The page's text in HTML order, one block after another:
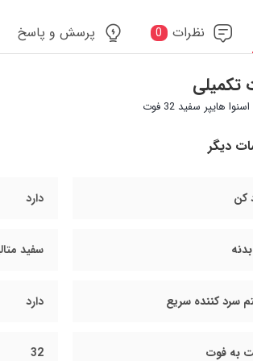
نظرات 0 پرسش و پاسخ
تکمیلی
هایپر سفید 32 فوت
دیگر
کن دارد
سفید
سرد کننده سریع دارد
به فوت 32